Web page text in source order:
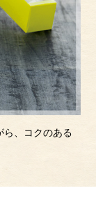
ら、コクのある